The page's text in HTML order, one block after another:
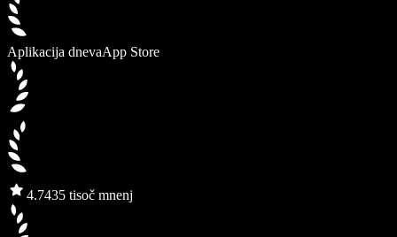
Aplikacija dnevaApp Store
4.7435 tisoč mnenj